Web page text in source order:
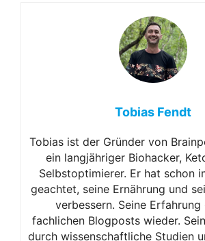
Tobias Fendt
Tobias ist der Gründer von
ein langjähriger Biohacker,
Selbstoptimierer. Er hat schon
geachtet, seine Ernährung und
verbessern. Seine
fachlichen Blogposts wieder.
durch wissenschaftliche Studien